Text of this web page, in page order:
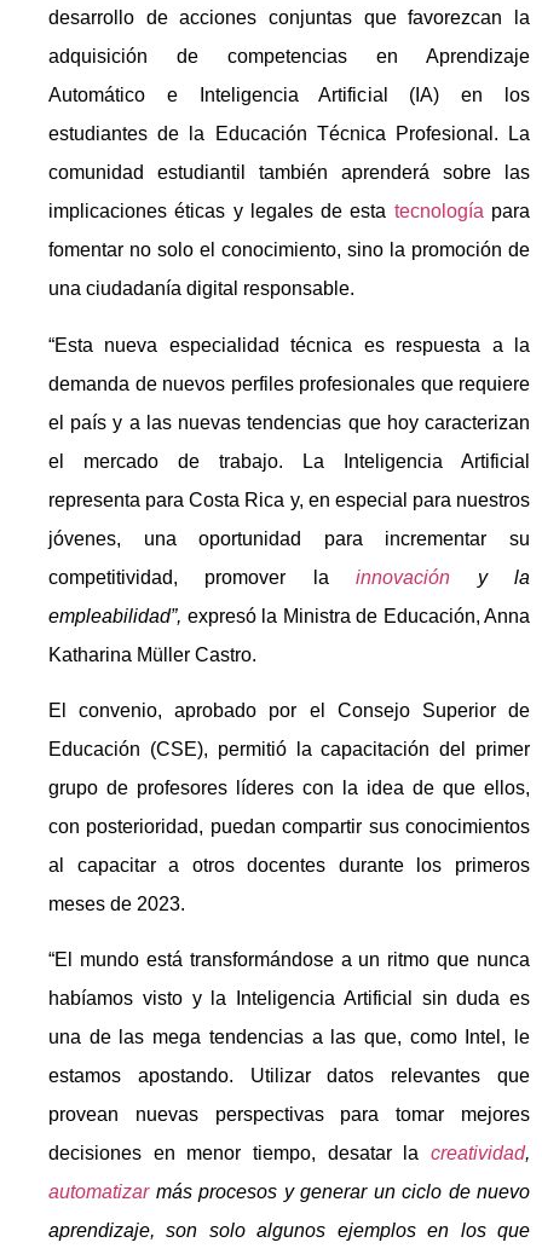
desarrollo de acciones conjuntas que favorezcan la
adquisición de competencias en Aprendizaje
Automático e Inteligencia Artificial (IA) en los
estudiantes de la Educación Técnica Profesional. La
comunidad estudiantil también aprenderá sobre las
implicaciones éticas y legales de esta tecnología para
fomentar no solo el conocimiento, sino la promoción de
una ciudadanía digital responsable.
“Esta nueva especialidad técnica es respuesta a la
demanda de nuevos perfiles profesionales que requiere
el país y a las nuevas tendencias que hoy caracterizan
el mercado de trabajo. La Inteligencia Artificial
representa para Costa Rica y, en especial para nuestros
jóvenes, una oportunidad para incrementar su
competitividad, promover lainnovación y la
empleabilidad”, expresó la Ministra de Educación, Anna
Katharina Müller Castro.
El convenio, aprobado por el Consejo Superior de
Educación (CSE), permitió la capacitación del primer
grupo de profesores líderes con la idea de que ellos,
con posterioridad, puedan compartir sus conocimientos
al capacitar a otros docentes durante los primeros
meses de 2023.
“El mundo está transformándose a un ritmo que nunca
habíamos visto y la Inteligencia Artificial sin duda es
una de las mega tendencias a las que, como Intel, le
estamos apostando. Utilizar datos relevantes que
provean nuevas perspectivas para tomar mejores
decisiones en menor tiempo, desatar la creatividad,
automatizarmás procesos y generar un ciclo de nuevo
aprendizaje, son solo algunos ejemplos en los que